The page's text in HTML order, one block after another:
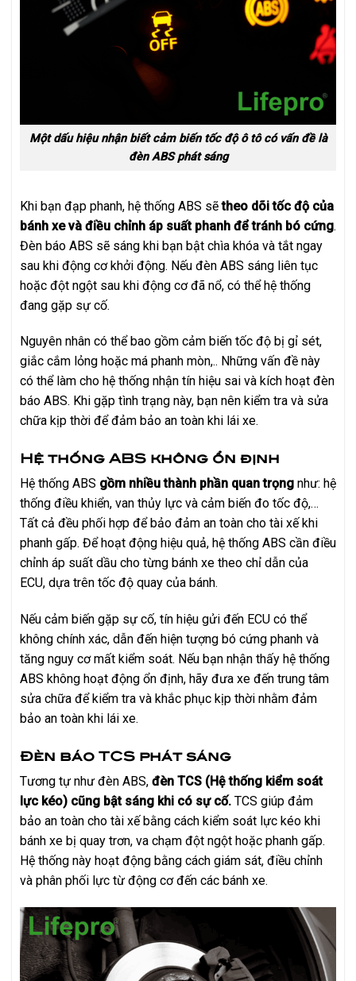
Một dấu hiệu nhận biết cảm biến tốc độ ô tô có vấn đề là
đèn ABS phát sáng
Khi bạn đạp phanh, hệ thống ABS sẽtheo dõi tốc độ của
bánh xe và điều chỉnh áp suất phanh để tránh bó cứng.
Đèn báo ABS sẽ sáng khi bạn bật chìa khóa và tắt ngay
sau khi động cơ khởi động. Nếu đèn ABS sáng liên tục
hoặc đột ngột sau khi động cơ đã nổ, có thể hệ thống
đang gặp sự cố.
Nguyên nhân có thể bao gồm cảm biến tốc độ bị gỉ sét,
giắc cắm lỏng hoặc má phanh mòn,.. Những vấn đề này
có thể làm cho hệ thống nhận tín hiệu sai và kích hoạt đèn
báo ABS. Khi gặp tình trạng này, bạn nên kiểm tra và sửa
chữa kịp thời để đảm bảo an toàn khi lái xe.
Hệ thống ABS không ổn định
Hệ thống ABS gồm nhiều thành phần quan trọng như: hệ
thống điều khiển, van thủy lực và cảm biến đo tốc độ,…
Tất cả đều phối hợp để bảo đảm an toàn cho tài xế khi
phanh gấp. Để hoạt động hiệu quả, hệ thống ABS cần điều
chỉnh áp suất dầu cho từng bánh xe theo chỉ dẫn của
ECU, dựa trên tốc độ quay của bánh.
Nếu cảm biến gặp sự cố, tín hiệu gửi đến ECU có thể
không chính xác, dẫn đến hiện tượng bó cứng phanh và
tăng nguy cơ mất kiểm soát. Nếu bạn nhận thấy hệ thống
ABS không hoạt động ổn định, hãy đưa xe đến trung tâm
sửa chữa để kiểm tra và khắc phục kịp thời nhằm đảm
bảo an toàn khi lái xe.
Đèn báo TCS phát sáng
Tương tự như đèn ABS, đèn TCS (Hệ thống kiểm soát
lực kéo) cũng bật sáng khi có sự cố. TCS giúp đảm
bảo an toàn cho tài xế bằng cách kiểm soát lực kéo khi
bánh xe bị quay trơn, va chạm đột ngột hoặc phanh gấp.
Hệ thống này hoạt động bằng cách giám sát, điều chỉnh
và phân phối lực từ động cơ đến các bánh xe.